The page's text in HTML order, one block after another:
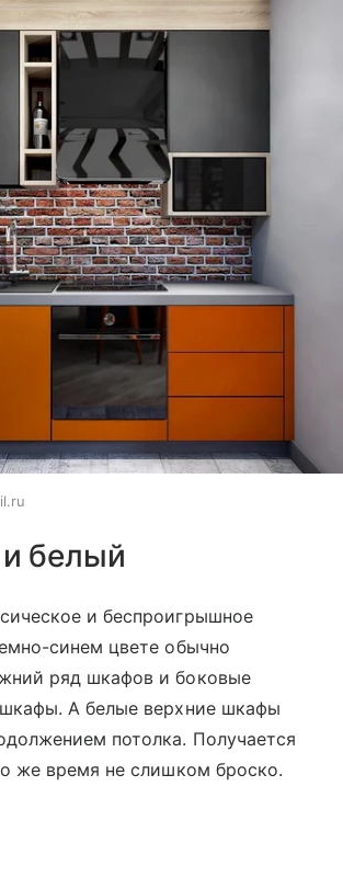
белый
и беспроигрышное
синем цвете обычно
ряд шкафов и боковые
А белые верхние шкафы
потолка. Получается
же время не слишком броско.